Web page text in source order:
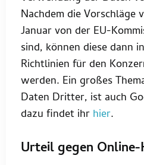
Nachdem die Vorschläge
Januar von der EU-
sind, können diese dann
Richtlinien für den
werden. Ein großes
Daten Dritter, ist auch
dazu findet ihr hier.
Urteil gegen